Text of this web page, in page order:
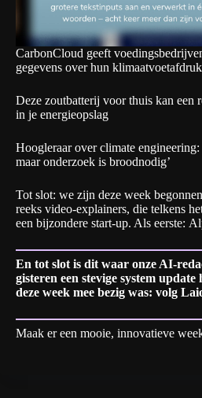
CarbonCloud geeft
gegevens over hun klimaatvoetafdruk
Deze zoutbatterij voor thuis kan een
in je energieopslag
Hoogleraar over climate engineering:
maar onderzoek is broodnodig’
Tot slot: we zijn deze week
reeks video-explainers, die telkens
een bijzondere start-up. Als eerste:
En tot slot is dit waar onze AI-
gisteren een stevige system update
deze week mee bezig was: volg
Maak er een mooie, innovatieve